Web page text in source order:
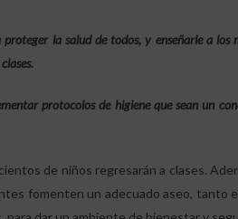
la salud de todos, y enseñarle a los
protocolos de higiene que sean un
de niños regresarán a clases.
fomenten un adecuado aseo, tanto